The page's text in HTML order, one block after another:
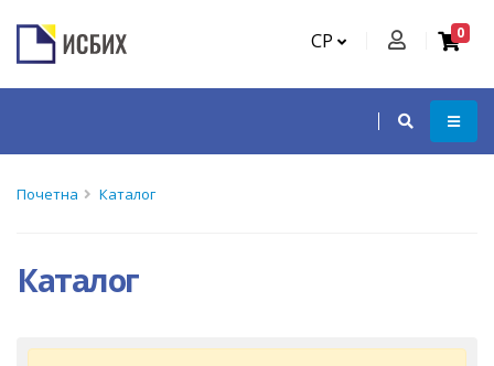
СР 0
Почетна Каталог
Каталог